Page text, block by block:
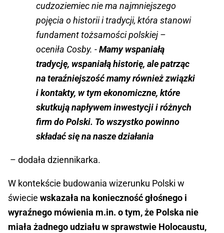
cudzoziemiec nie ma najmniejszego
pojęcia o historii i tradycji, która stanowi
fundament tożsamości polskiej –
oceniła Cosby. -Mamy wspaniałą
tradycję, wspaniałą historię, ale patrząc
na teraźniejszość mamy również związki
i kontakty, w tym ekonomiczne, które
skutkują napływem inwestycji i różnych
firm do Polski. To wszystko powinno
składać się na nasze działania
– dodała dziennikarka.
W kontekście budowania wizerunku Polski w
świecie wskazała na konieczność głośnego i
wyraźnego mówienia m.in. o tym, że Polska nie
miała żadnego udziału w sprawstwie Holocaustu,